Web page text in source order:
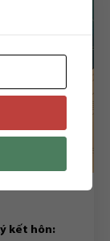
kết hôn: